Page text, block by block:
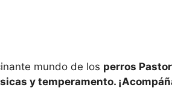
mundo de los perros
y temperamento.